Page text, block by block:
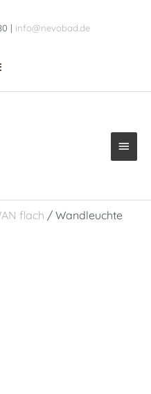
| info@nevobad.de
flach / Wandleuchte